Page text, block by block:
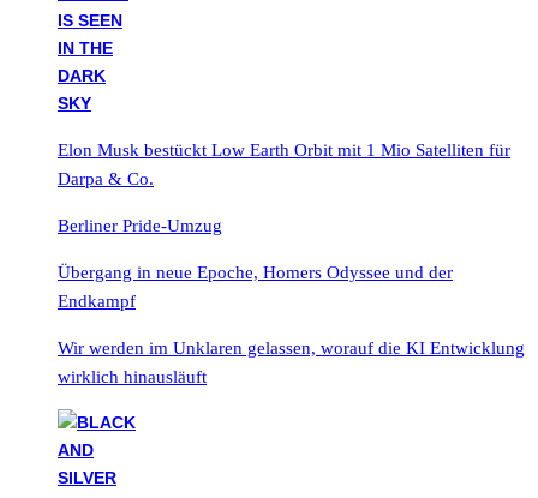
Elon Musk bestückt Low Earth Orbit mit 1 Mio Satelliten für
Darpa & Co.
Berliner Pride-Umzug
Übergang in neue Epoche, Homers Odyssee und der
Endkampf
Wir werden im Unklaren gelassen, worauf die KI Entwicklung
wirklich hinausläuft